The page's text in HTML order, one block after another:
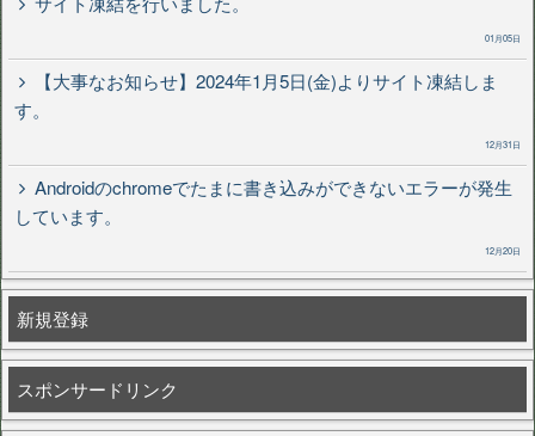
01月05日
【大事なお知らせ】2024年1月5日(金)よりサイト凍結しま
す。
12月31日
Androidのchromeでたまに書き込みができないエラーが発生
しています。
12月20日
新規登録
スポンサードリンク